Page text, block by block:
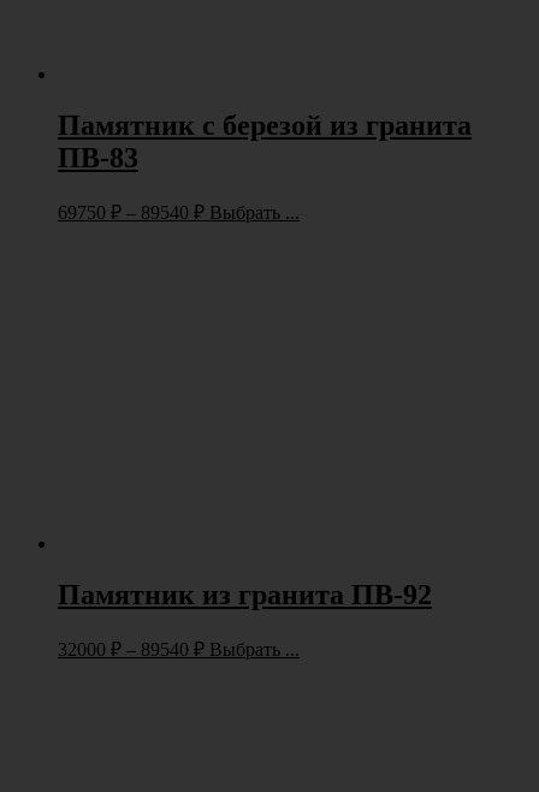
Памятник с березой из гранита
ПВ-83
69750 ₽ – 89540 ₽ Выбрать ...
Памятник из гранита ПВ-92
32000 ₽ – 89540 ₽ Выбрать ...